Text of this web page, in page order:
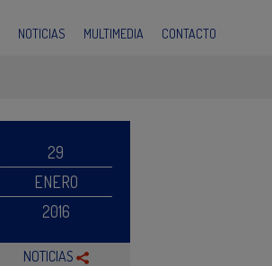
NOTICIAS MULTIMEDIA CONTACTO
29
ENERO
2016
NOTICIAS